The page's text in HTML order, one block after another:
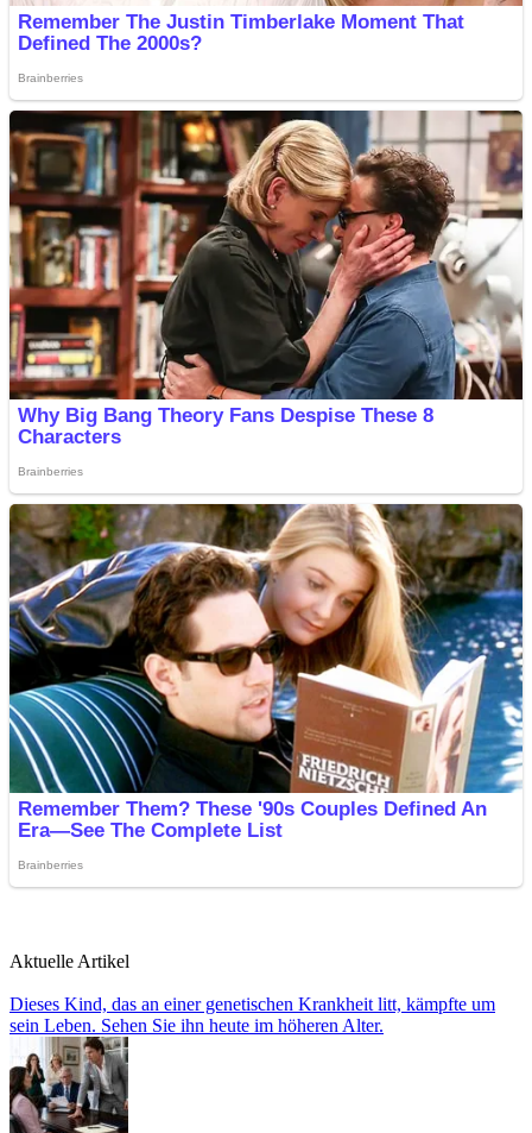
Aktuelle Artikel
Dieses Kind, das an einer genetischen Krankheit litt, kämpfte um
sein Leben. Sehen Sie ihn heute im höheren Alter.